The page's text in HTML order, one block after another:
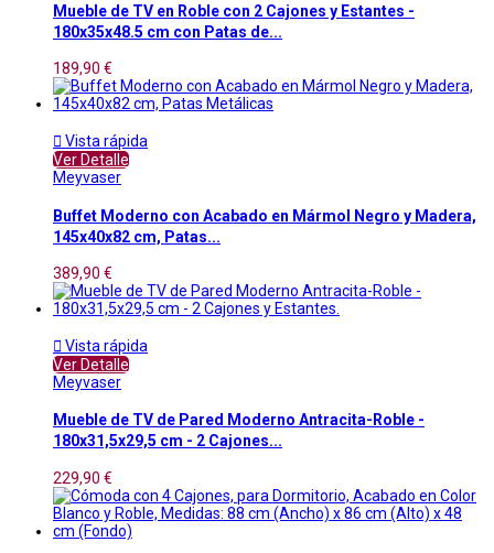
Mueble de TV en Roble con 2 Cajones y Estantes -
180x35x48.5 cm con Patas de...
189,90 €
 Vista rápida
Ver Detalle
Meyvaser
Buffet Moderno con Acabado en Mármol Negro y Madera,
145x40x82 cm, Patas...
389,90 €
 Vista rápida
Ver Detalle
Meyvaser
Mueble de TV de Pared Moderno Antracita-Roble -
180x31,5x29,5 cm - 2 Cajones...
229,90 €